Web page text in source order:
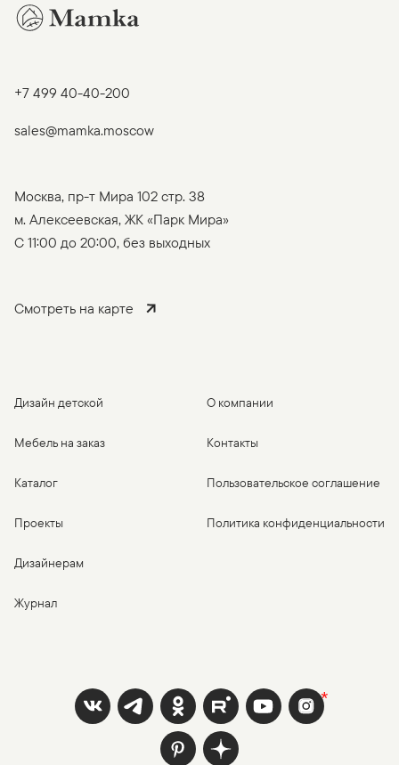
+7 499 40-40-200
sales@mamka.moscow
Москва, пр-т Мира 102 стр. 38
м. Алексеевская, ЖК «Парк Мира»
C 11:00 до 20:00, без выходных
Смотреть на карте
Дизайн детской
Мебель на заказ
Каталог
Проекты
Дизайнерам
Журнал
О компании
Контакты
Пользовательское соглашение
Политика конфиденциальности